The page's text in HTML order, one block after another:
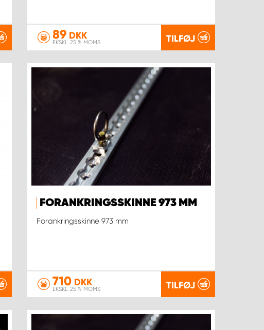
89 DKK
EKSKL. 25 % MOMS TILFØJ
FORANKRINGSSKINNE 973 MM
Forankringsskinne 973 mm
710 DKK
EKSKL. 25 % MOMS TILFØJ